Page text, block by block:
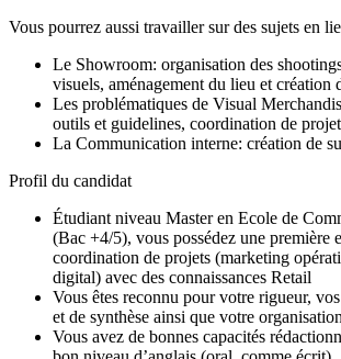
Vous pourrez aussi travailler sur des sujets en
Le Showroom: organisation des
visuels, aménagement du lieu et création
Les problématiques de Visual
outils et guidelines, coordination de
La Communication interne: création de
Profil du candidat
Étudiant niveau Master en Ecole de
(Bac +4/5), vous possédez une première
coordination de projets (marketing
digital) avec des connaissances Retail
Vous êtes reconnu pour votre rigueur,
et de synthèse ainsi que votre organisation
Vous avez de bonnes capacités